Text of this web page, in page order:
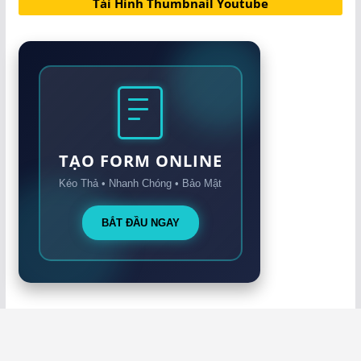
Tải Hình Thumbnail Youtube
TẠO FORM ONLINE
Kéo Thả • Nhanh Chóng • Bảo Mật
BẮT ĐẦU NGAY